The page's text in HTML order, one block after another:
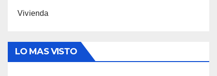
Vivienda
LO MAS VISTO